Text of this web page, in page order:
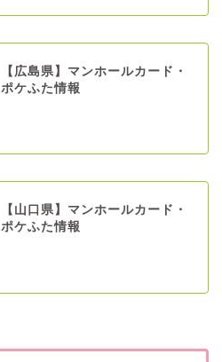
【広島県】マンホールカード・
ポケふた情報
【山口県】マンホールカード・
ポケふた情報